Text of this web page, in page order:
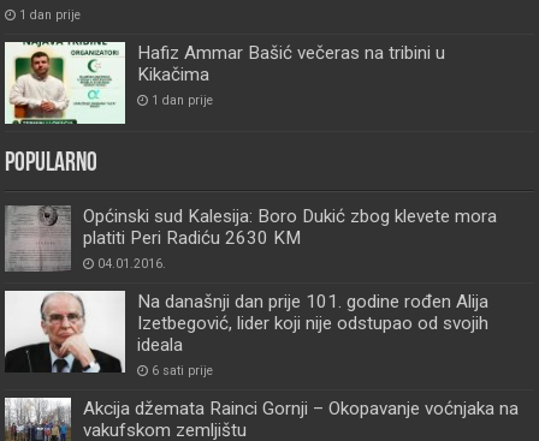
1 dan prije
Hafiz Ammar Bašić večeras na tribini u
Kikačima
1 dan prije
Popularno
Općinski sud Kalesija: Boro Dukić zbog klevete mora
platiti Peri Radiću 2630 KM
04.01.2016.
Na današnji dan prije 101. godine rođen Alija
Izetbegović, lider koji nije odstupao od svojih
ideala
6 sati prije
Akcija džemata Rainci Gornji – Okopavanje voćnjaka na
vakufskom zemljištu